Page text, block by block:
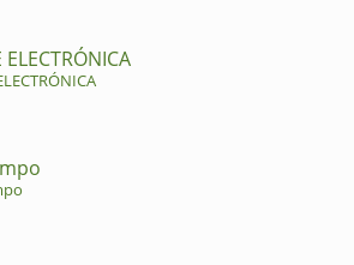
ELECTRÓNICA